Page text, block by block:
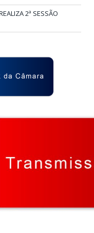
2ª SESSÃO